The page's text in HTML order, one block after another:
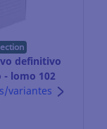
definitivo
- lomo 102
Pack de 10
variantes